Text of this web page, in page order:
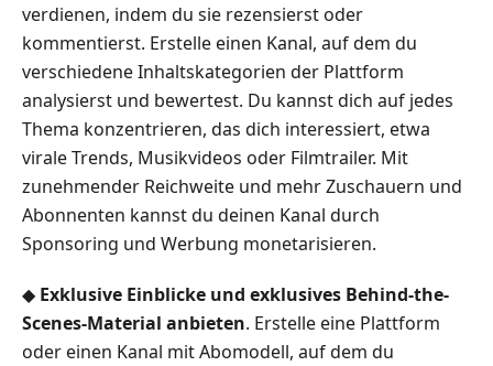
verdienen, indem du sie rezensierst oder
kommentierst. Erstelle einen Kanal, auf dem du
verschiedene Inhaltskategorien der Plattform
analysierst und bewertest. Du kannst dich auf jedes
Thema konzentrieren, das dich interessiert, etwa
virale Trends, Musikvideos oder Filmtrailer. Mit
zunehmender Reichweite und mehr Zuschauern und
Abonnenten kannst du deinen Kanal durch
Sponsoring und Werbung monetarisieren.
◆ Exklusive Einblicke und exklusives Behind-the-
Scenes-Material anbieten. Erstelle eine Plattform
oder einen Kanal mit Abomodell, auf dem du